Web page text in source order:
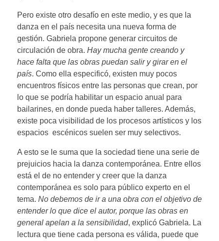
Pero existe otro desafío en este medio, y es que la
danza en el país necesita una nueva forma de
gestión. Gabriela propone generar circuitos de
circulación de obra. Hay mucha gente creando y
hace falta que las obras puedan salir y girar en el
país. Como ella especificó, existen muy pocos
encuentros físicos entre las personas que crean, por
lo que se podría habilitar un espacio anual para
bailarines, en donde pueda haber talleres. Además,
existe poca visibilidad de los procesos artísticos y los
espacios escénicos suelen ser muy selectivos.
A esto se le suma que la sociedad tiene una serie de
prejuicios hacia la danza contemporánea. Entre ellos
está el de no entender y creer que la danza
contemporánea es solo para público experto en el
tema. No debemos de ir a una obra con el objetivo de
entender lo que dice el autor, porque las obras en
general apelan a la sensibilidad, explicó Gabriela. La
lectura que tiene cada persona es válida, puede que